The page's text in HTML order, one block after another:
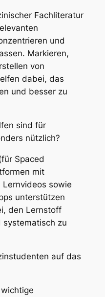
Fachliteratur
und
Markieren,
von
dabei, das
und besser zu
sind für
nützlich?
Spaced
mit
Lernvideos sowie
unterstützen
den Lernstoff
systematisch zu
auf das